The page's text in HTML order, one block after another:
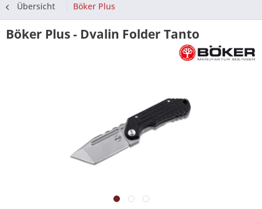
Übersicht Böker Plus
Böker Plus - Dvalin Folder Tanto